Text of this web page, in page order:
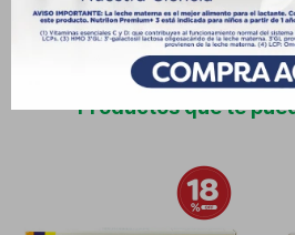
Productos que te